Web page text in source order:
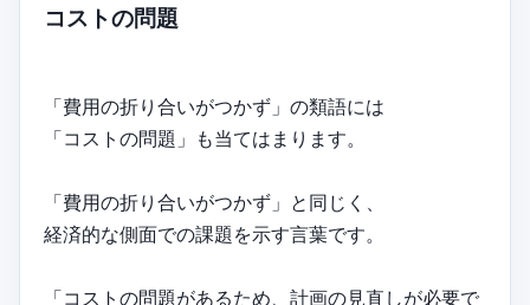
コストの問題
「費用の折り合いがつかず」の類語には
「コストの問題」も当てはまります。
「費用の折り合いがつかず」と同じく、
経済的な側面での課題を示す言葉です。
「コストの問題があるため、計画の見直しが必要で